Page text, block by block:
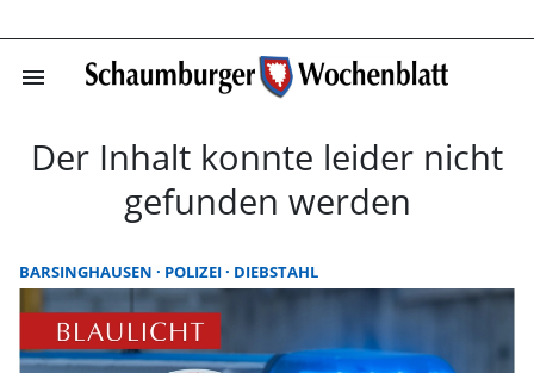
menu
Startseite |
Der Inhalt konnte leider nicht
gefunden werden
BARSINGHAUSEN POLIZEI DIEBSTAHL